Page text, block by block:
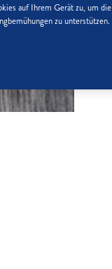
auf Ihrem Gerät zu, um die
zu unterstützen.